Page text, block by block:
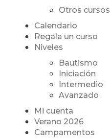
Otros cursos
Calendario
Regala un curso
Niveles
Bautismo
Iniciación
Intermedio
Avanzado
Mi cuenta
Verano 2026
Campamentos